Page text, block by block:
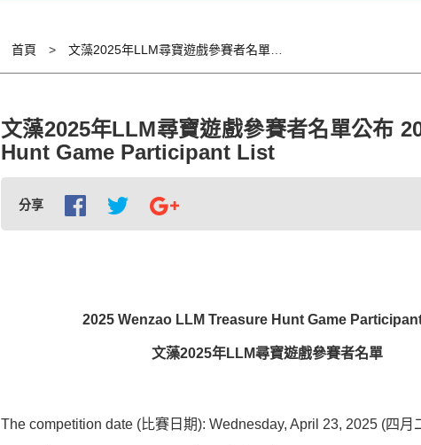
首頁
文藻2025年LLM尋寶遊戲參賽者名單公布
Hunt Game Participant List
分享
2025 Wenzao LLM Treasure Hunt Game
文藻2025年LLM尋寶遊戲參賽者名單
The competition date (比賽日期): Wednesday, April 23, 2025 (四月